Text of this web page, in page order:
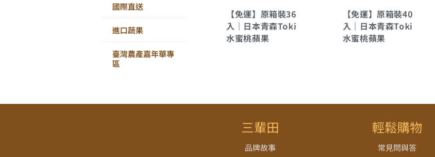
國際直送
進口蔬果
臺灣農產嘉年華專
區
【免運】原箱裝36
入｜日本青森Toki
水蜜桃蘋果
【免運】原箱裝40
入｜日本青森Toki
水蜜桃蘋果
三輩田
品牌故事
輕鬆購物
常見問與答